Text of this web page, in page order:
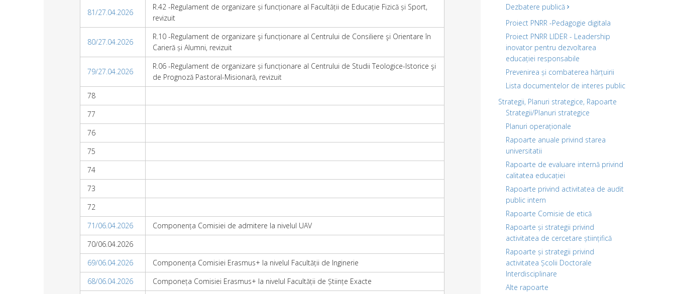
81/27.04.2026
R.42 -Regulament de organizare și funcționare al Facultății de Educație Fizică și Sport,
revizuit
80/27.04.2026
R.10 -Regulament de organizare şi funcționare al Centrului de Consiliere şi Orientare în
Carieră și Alumni, revizuit
79/27.04.2026
R.06 -Regulament de organizare și funcționare al Centrului de Studii Teologice-Istorice şi
de Prognoză Pastoral-Misionară, revizuit
78
77
76
75
74
73
72
71/06.04.2026
Componența Comisiei de admitere la nivelul UAV
70/06.04.2026
69/06.04.2026
Componența Comisiei Erasmus+ la nivelul Facultății de Inginerie
68/06.04.2026
Componeța Comisiei Erasmus+ la nivelul Facultății de Științe Exacte
Dezbatere publică
Proiect PNRR -Pedagogie digitala
Proiect PNRR LIDER - Leadership
inovator pentru dezvoltarea
educației responsabile
Prevenirea și combaterea hărțuirii
Lista documentelor de interes public
Strategii, Planuri strategice, Rapoarte
Strategii/Planuri strategice
Planuri operaționale
Rapoarte anuale privind starea
universitatii
Rapoarte de evaluare internă privind
calitatea educației
Rapoarte privind activitatea de audit
public intern
Rapoarte Comisie de etică
Rapoarte și strategii privind
activitatea de cercetare științifică
Rapoarte și strategii privind
activitatea Școlii Doctorale
Interdisciplinare
Alte rapoarte